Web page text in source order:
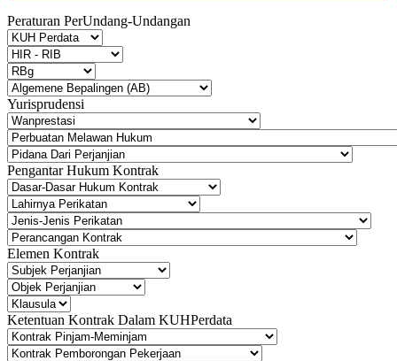
Peraturan PerUndang-Undangan
Yurisprudensi
Pengantar Hukum Kontrak
Elemen Kontrak
Ketentuan Kontrak Dalam KUHPerdata